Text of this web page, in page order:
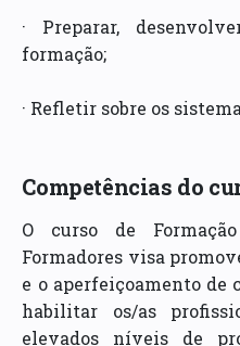
· Preparar,
formação;
· Refletir sobre os
Competências do
O curso de
Formadores visa
e o aperfeiçoamento de
habilitar os/as
elevados níveis de